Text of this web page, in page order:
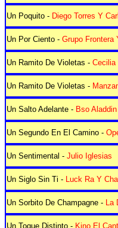
Un Poquito - Diego Torres Y
Un Por Ciento - Grupo Frontera
Un Ramito De Violetas - Cecilia
Un Ramito De Violetas -
Un Salto Adelante - Bso Aladdin
Un Segundo En El Camino -
Un Sentimental - Julio Iglesias
Un Siglo Sin Ti - Luck Ra Y
Un Sorbito De Champagne - La
Un Toque Distinto - Kino El